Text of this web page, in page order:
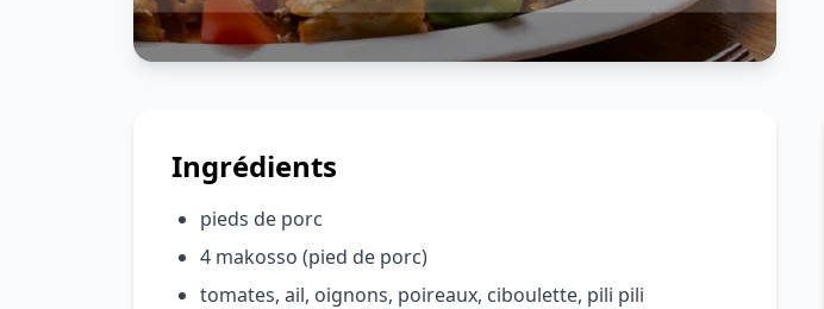
Ingrédients
pieds de porc
4 makosso (pied de porc)
tomates, ail, oignons, poireaux, ciboulette, pili pili